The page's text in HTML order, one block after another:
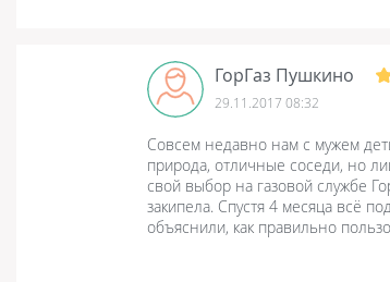
ГорГаз Пушкино
29.11.2017 08:32
Совсем недавно нам с мужем
природа, отличные соседи, но
свой выбор на газовой службе
закипела. Спустя 4 месяца всё
объяснили, как правильно